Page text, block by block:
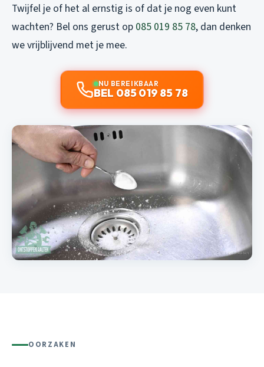
Twijfel je of het al ernstig is of dat je nog even kunt
wachten? Bel ons gerust op 085 019 85 78, dan denken
we vrijblijvend met je mee.
NU BEREIKBAAR
BEL 085 019 85 78
OORZAKEN